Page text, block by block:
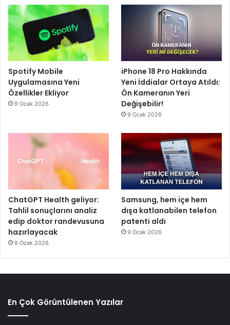
Spotify Mobile
Uygulamasına Yeni
Özellikler Ekliyor
9 Ocak 2026
iPhone 18 Pro Hakkında
Yeni İddialar Ortaya Atıldı:
Ön Kameranın Yeri
Değişebilir!
9 Ocak 2026
ChatGPT Health geliyor:
Tahlil sonuçlarını analiz
edip doktor randevusuna
hazırlayacak
9 Ocak 2026
Samsung, hem içe hem
dışa katlanabilen telefon
patenti aldı
9 Ocak 2026
En Çok Görüntülenen Yazılar